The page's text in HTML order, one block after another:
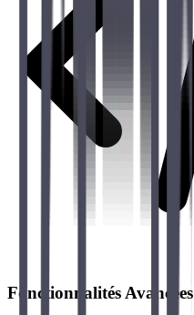
Fonctionnalités Avancées